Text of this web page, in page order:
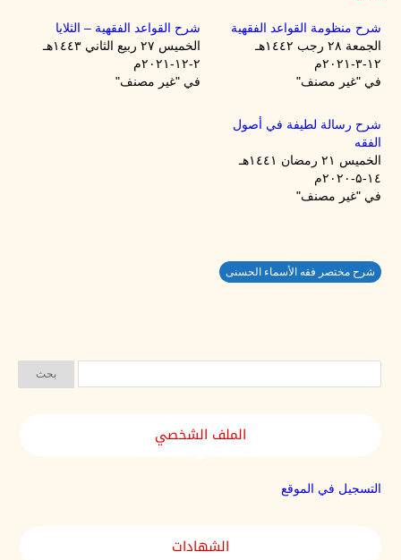
شرح منظومة القواعد الفقهية
الجمعة ۲۸ رجب ۱٤٤۲هـ
۱۲-۳-۲۰۲۱م
في "غير مصنف"
شرح القواعد الفقهية – الثلايا
الخميس ۲۷ ربيع الثاني ۱٤٤۳هـ
۲-۱۲-۲۰۲۱م
في "غير مصنف"
شرح رسالة لطيفة في أصول
الفقه
الخميس ۲۱ رمضان ۱٤٤۱هـ
۱٤-۵-۲۰۲۰م
في "غير مصنف"
شرح مختصر فقه الأسماء الحسنى
الملف الشخصي
التسجيل في الموقع
الشهادات